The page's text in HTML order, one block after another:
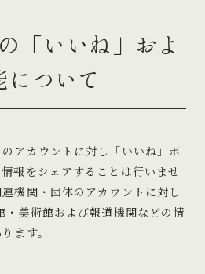
「いいね」およ
について
アカウントに対し「いいね」ボ
報をシェアすることは行いませ
機関・団体のアカウントに対し
・美術館および報道機関などの情
ます。